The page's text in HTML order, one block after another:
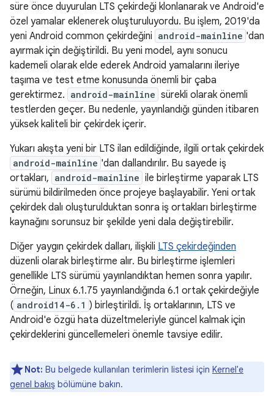
süre önce duyurulan LTS çekirdeği klonlanarak ve Android'e
özel yamalar eklenerek oluşturuluyordu. Bu işlem, 2019'da
yeni Android common çekirdeğini android-mainline 'dan
ayırmak için değiştirildi. Bu yeni model, aynı sonucu
kademeli olarak elde ederek Android yamalarını ileriye
taşıma ve test etme konusunda önemli bir çaba
gerektirmez. android-mainline sürekli olarak önemli
testlerden geçer. Bu nedenle, yayınlandığı günden itibaren
yüksek kaliteli bir çekirdek içerir.
Yukarı akışta yeni bir LTS ilan edildiğinde, ilgili ortak çekirdek
android-mainline 'dan dallandırılır. Bu sayede iş
ortakları, android-mainline ile birleştirme yaparak LTS
sürümü bildirilmeden önce projeye başlayabilir. Yeni ortak
çekirdek dalı oluşturulduktan sonra iş ortakları birleştirme
kaynağını sorunsuz bir şekilde yeni dala değiştirebilir.
Diğer yaygın çekirdek dalları, ilişkili LTS çekirdeğinden
düzenli olarak birleştirme alır. Bu birleştirme işlemleri
genellikle LTS sürümü yayınlandıktan hemen sonra yapılır.
Örneğin, Linux 6.1.75 yayınlandığında 6.1 ortak çekirdeğiyle
( android14-6.1 ) birleştirildi. İş ortaklarının, LTS ve
Android'e özgü hata düzeltmeleriyle güncel kalmak için
çekirdeklerini güncellemeleri önemle tavsiye edilir.
Not: Bu belgede kullanılan terimlerin listesi için Kernel'e
genel bakış bölümüne bakın.